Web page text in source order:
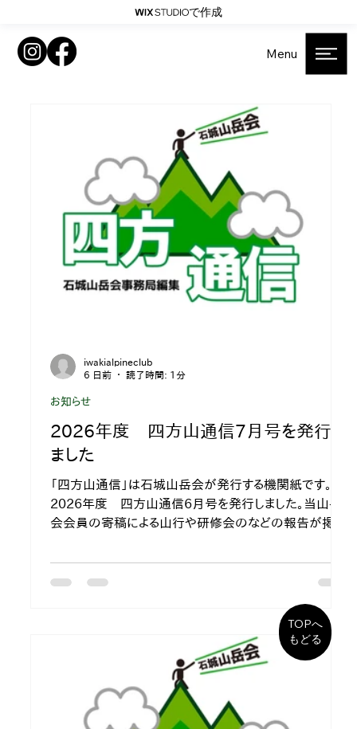
で作成
Menu
2026年度 四方山通信7月号を発行し
ました
「四方山通信」は石城山岳会が発行する機関紙です。
2026年度 四方山通信6月号を発行しました。当山岳
会会員の寄稿による山行や研修会のなどの報告が掲載
す。
お知らせ
iwakialpineclub
6 日前
読了時間: 1分
TOPへ
もどる